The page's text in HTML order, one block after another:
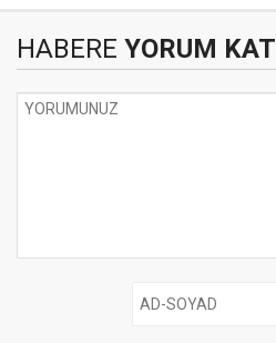
HABERE YORUM KAT